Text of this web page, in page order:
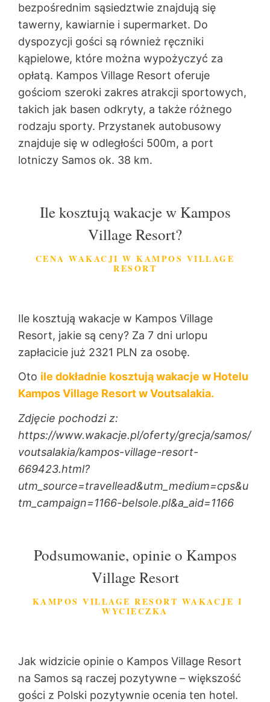
bezpośrednim sąsiedztwie znajdują się
tawerny, kawiarnie i supermarket. Do
dyspozycji gości są również ręczniki
kąpielowe, które można wypożyczyć za
opłatą. Kampos Village Resort oferuje
gościom szeroki zakres atrakcji sportowych,
takich jak basen odkryty, a także różnego
rodzaju sporty. Przystanek autobusowy
znajduje się w odległości 500m, a port
lotniczy Samos ok. 38 km.
Ile kosztują wakacje w Kampos
Village Resort?
CENA WAKACJI W KAMPOS VILLAGE
RESORT
Ile kosztują wakacje w Kampos Village
Resort, jakie są ceny? Za 7 dni urlopu
zapłacicie już 2321 PLN za osobę.
Oto ile dokładnie kosztują wakacje w Hotelu
Kampos Village Resortw Voutsalakia.
Zdjęcie pochodzi z:
https://www.wakacje.pl/oferty/grecja/samos/
voutsalakia/kampos-village-resort-
669423.html?
utm_source=travellead&utm_medium=cps&u
tm_campaign=1166-belsole.pl&a_aid=1166
Podsumowanie, opinie o Kampos
Village Resort
KAMPOS VILLAGE RESORT WAKACJE I
WYCIECZKA
Jak widzicie opinie o Kampos Village Resort
na Samos są raczej pozytywne – większość
gości z Polski pozytywnie ocenia ten hotel.